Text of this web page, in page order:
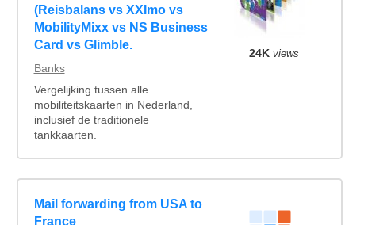
(Reisbalans vs XXImo vs
MobilityMixx vs NS Business
Card vs Glimble.
Banks
Vergelijking tussen alle
mobiliteitskaarten in Nederland,
inclusief de traditionele
tankkaarten.
24K views
Mail forwarding from USA to
France